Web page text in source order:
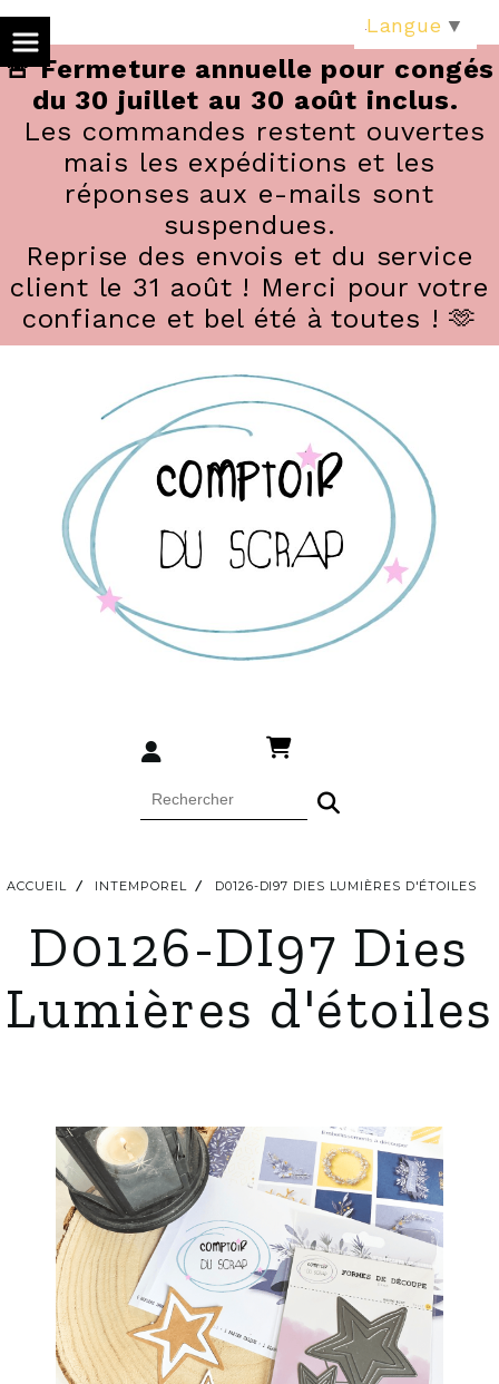
🚨 Fermeture annuelle pour congés
du 30 juillet au 30 août inclus.
Les commandes restent ouvertes
mais les expéditions et les
réponses aux e-mails sont
suspendues.
Reprise des envois et du service
client le 31 août ! Merci pour votre
confiance et bel été à toutes ! 🫶
ACCUEIL INTEMPOREL D0126-DI97 DIES LUMIÈRES D'ÉTOILES
D0126-DI97 Dies
Lumières d'étoiles
Langue ▼